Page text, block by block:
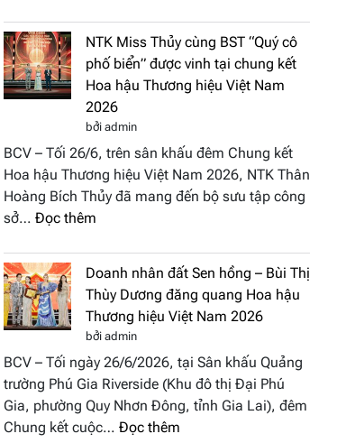
Global
Fashion
Week
2026
Tháp
Cổ”
trở
nhấn
nghệ
thuật
hậu
Thương
hiệu
Nam
2026
NTK Miss Thủy cùng BST “Quý cô
phố biển” được vinh tại chung kết
Hoa hậu Thương hiệu Việt Nam
2026
bởi admin
BCV – Tối 26/6, trên sân khấu đêm Chung kết
Hoa hậu Thương hiệu Việt Nam 2026, NTK Thân
Hoàng Bích Thủy đã mang đến bộ sưu tập công
sở… Đọc thêm
Thủy
cùng
BST
“Quý
cô
phố
biển”
được
Doanh nhân đất Sen hồng – Bùi Thị
Thùy Dương đăng quang Hoa hậu
Thương hiệu Việt Nam 2026
bởi admin
BCV – Tối ngày 26/6/2026, tại Sân khấu Quảng
trường Phú Gia Riverside (Khu đô thị Đại Phú
Gia, phường Quy Nhơn Đông, tỉnh Gia Lai), đêm
Chung kết cuộc… Đọc thêm